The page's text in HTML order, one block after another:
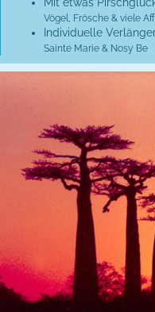
Vögel, Frösche & viele
Individuelle
Sainte Marie & Nosy Be